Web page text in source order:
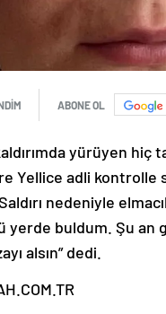
ABONE OL
yürüyen hiç
Yellice adli kontrolle
nedeniyle
yerde buldum. Şu an
alsın” dedi.